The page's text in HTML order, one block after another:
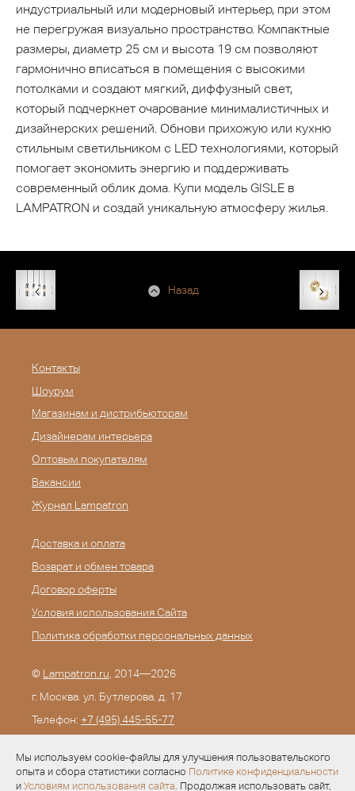
Мы используем cookie-файлы для улучшения пользовательского
опыта и сбора статистики согласно Политике конфиденциальности
и Условиям использования сайта. Продолжая использовать сайт,
индустриальный или модерновый интерьер, при этом
не перегружая визуально пространство. Компактные
размеры, диаметр 25 см и высота 19 см позволяют
гармонично вписаться в помещения с высокими
потолками и создают мягкий, диффузный свет,
который подчеркнет очарование минималистичных и
дизайнерских решений. Обнови прихожую или кухню
стильным светильником с LED технологиями, который
помогает экономить энергию и поддерживать
современный облик дома. Купи модель GISLE в
LAMPATRON и создай уникальную атмосферу жилья.
Назад
Контакты
Шоурум
Магазинам и дистрибьюторам
Дизайнерам интерьера
Оптовым покупателям
Вакансии
Журнал Lampatron
Доставка и оплата
Возврат и обмен товара
Договор оферты
Условия использования Сайта
Политика обработки персональных данных
© Lampatron.ru, 2014—2026
г. Москва. ул. Бутлерова, д. 17
Телефон: +7 (495) 445-55-77